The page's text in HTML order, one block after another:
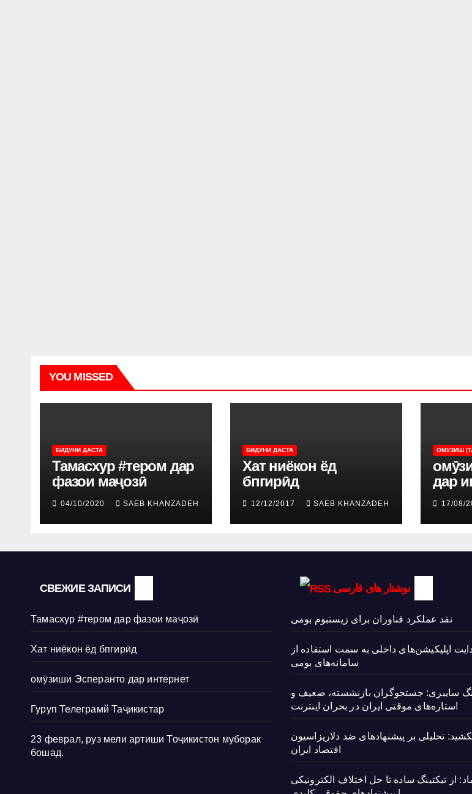
YOU MISSED
БИДУНИ ДАСТА
Тамасхур #тером дар
фазои маҷозӣ
04/10/2020 SAEB KHANZADEH
БИДУНИ ДАСТА
Хат ниёкон ёд
бпгирӣд
12/12/2017 SAEB KHANZADEH
ОМУЗИШ
дар
17/08/
СВЕЖИЕ ЗАПИСИ
Тамасхур #тером дар фазои маҷозӣ
Хат ниёкон ёд бпгирӣд
омӯзиши Эсперанто дар интернет
Гуруп Телеграмй Таҷикистар
23 феврал, руз мели артиши Тоҷикистон муборак
бошад.
نوشتار های فارسی
نقد عملکرد فناوران برای زیستبوم بومی
اپلیکیشن‌های داخلی به سمت استفاده از
سامانه‌های بومی
۴۰ جنگ سایبری: جستجوگران بازنشسته، ضعیف و
ستاره‌های موقتی ایران در بحران اینترنت!
تحلیلی بر پیشنهادهای ضد دلاریزاسیون
اقتصاد ایران
از تیکتینگ ساده تا حل اختلاف الکترونیکی